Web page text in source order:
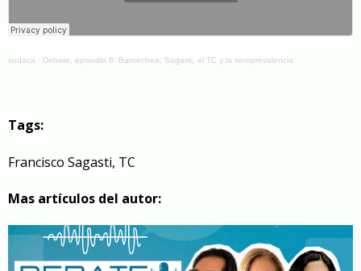
sudaca · Debate, episodio 8: Barnechea, Sagasti, el TC y la seroprevalencia
Tags:
Francisco Sagasti, TC
Mas artículos del autor: